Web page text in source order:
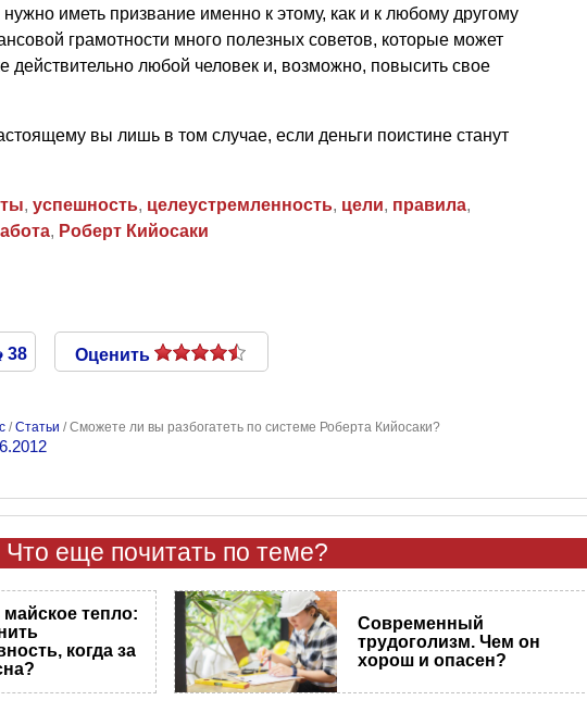
иметь призвание именно к этому, как и к любому другому
грамотности много полезных советов, которые может
действительно любой человек и, возможно, повысить свое
вы лишь в том случае, если деньги поистине станут
, успешность, целеустремленность, цели, правила,
, Роберт Кийосаки
38 Оценить
/Статьи /Сможете ли вы разбогатеть по системе Роберта Кийосаки?
Что еще почитать по теме?
майское тепло:
когда за
Современный
трудоголизм. Чем он
хорош и опасен?